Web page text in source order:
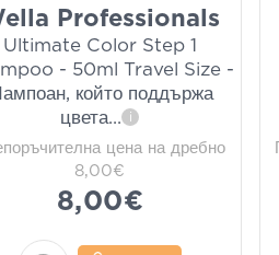
Professionals
Ultimate Color Step 1
- 50ml Travel Size -
който поддържа
цвета... i
цена на дребно
8,00€
8,00€